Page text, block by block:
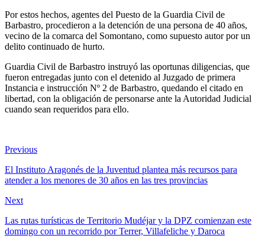
Por estos hechos, agentes del Puesto de la Guardia Civil de
Barbastro, procedieron a la detención de una persona de 40 años,
vecino de la comarca del Somontano, como supuesto autor por un
delito continuado de hurto.
Guardia Civil de Barbastro instruyó las oportunas diligencias, que
fueron entregadas junto con el detenido al Juzgado de primera
Instancia e instrucción Nº 2 de Barbastro, quedando el citado en
libertad, con la obligación de personarse ante la Autoridad Judicial
cuando sean requeridos para ello.
Previous
El Instituto Aragonés de la Juventud plantea más recursos para
atender a los menores de 30 años en las tres provincias
Next
Las rutas turísticas de Territorio Mudéjar y la DPZ comienzan este
domingo con un recorrido por Terrer, Villafeliche y Daroca